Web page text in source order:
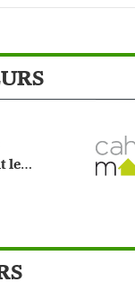
le…